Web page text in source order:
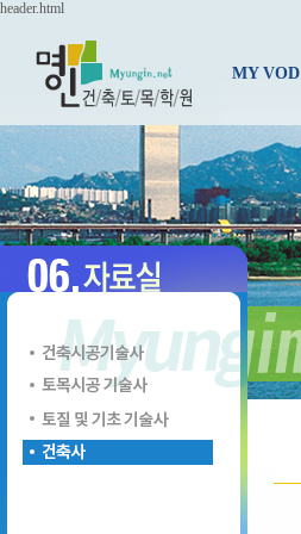
header.html
MY VOD